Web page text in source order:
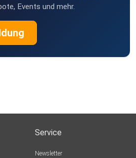
Events und mehr.
Service
Newsletter